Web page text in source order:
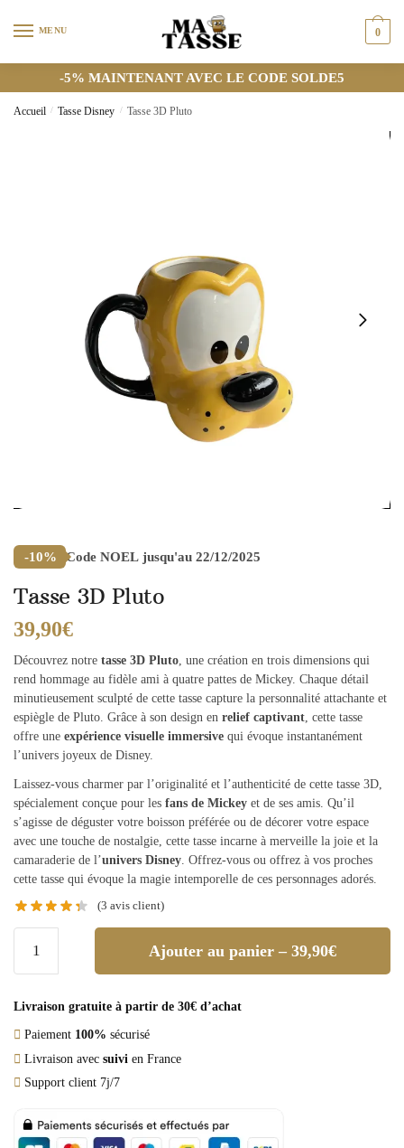
MENU 0
-5% MAINTENANT AVEC LE CODE SOLDE5
Accueil / Tasse Disney / Tasse 3D Pluto
-10% Code NOEL jusqu'au 22/12/2025
Tasse 3D Pluto
39,90€
Découvrez notre tasse 3D Pluto, une création en trois dimensions qui
rend hommage au fidèle ami à quatre pattes de Mickey. Chaque détail
minutieusement sculpté de cette tasse capture la personnalité attachante et
espiègle de Pluto. Grâce à son design en relief captivant, cette tasse
offre une expérience visuelle immersive qui évoque instantanément
l’univers joyeux de Disney.
Laissez-vous charmer par l’originalité et l’authenticité de cette tasse 3D,
spécialement conçue pour les fans de Mickey et de ses amis. Qu’il
s’agisse de déguster votre boisson préférée ou de décorer votre espace
avec une touche de nostalgie, cette tasse incarne à merveille la joie et la
camaraderie de l’univers Disney. Offrez-vous ou offrez à vos proches
cette tasse qui évoque la magie intemporelle de ces personnages adorés.
(3 avis client)
Ajouter au panier – 39,90€
Livraison gratuite à partir de 30€ d’achat
Paiement 100% sécurisé
Livraison avec suivi en France
Support client 7j/7